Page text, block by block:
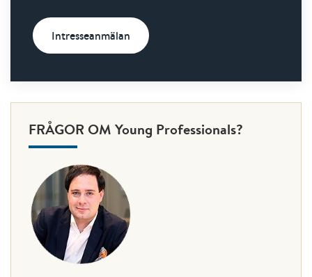
Intresseanmälan
FRÅGOR OM Young Professionals?